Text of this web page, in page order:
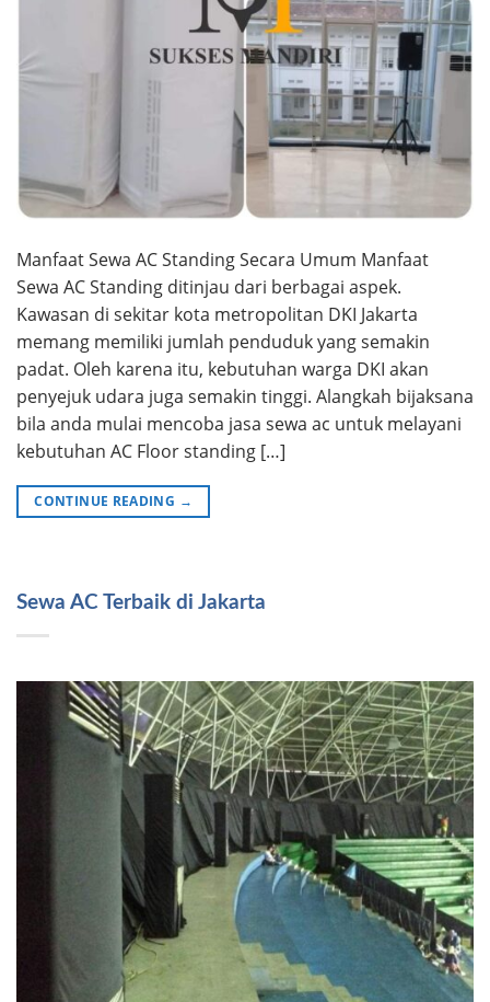
Manfaat Sewa AC Standing Secara Umum Manfaat
Sewa AC Standing ditinjau dari berbagai aspek.
Kawasan di sekitar kota metropolitan DKI Jakarta
memang memiliki jumlah penduduk yang semakin
padat. Oleh karena itu, kebutuhan warga DKI akan
penyejuk udara juga semakin tinggi. Alangkah bijaksana
bila anda mulai mencoba jasa sewa ac untuk melayani
kebutuhan AC Floor standing […]
CONTINUE READING →
Sewa AC Terbaik di Jakarta